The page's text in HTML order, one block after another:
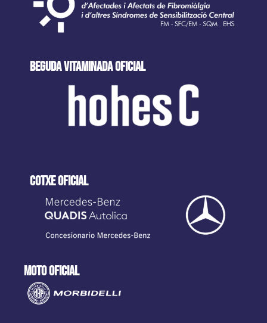
beguda VITAMINADA oficial
cotxe oficial
moto oficial